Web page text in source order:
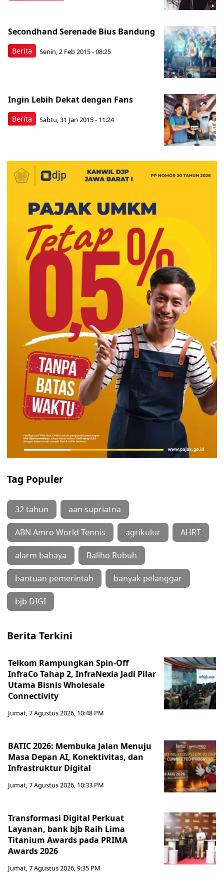
Berita
Secondhand Serenade Bius Bandung
Senin, 2 Feb 2015 - 08:25
Berita
Ingin Lebih Dekat dengan Fans
Sabtu, 31 Jan 2015 - 11:24
Tag Populer
32 tahun aan supriatna
ABN Amro World Tennis agrikulur AHRT
alarm bahaya Baliho Rubuh
bantuan pemerintah banyak pelanggar
bjb DIGI
Berita Terkini
Telkom Rampungkan Spin-Off
InfraCo Tahap 2, InfraNexia Jadi Pilar
Utama Bisnis Wholesale
Connectivity
Jumat, 7 Agustus 2026, 10:48 PM
BATIC 2026: Membuka Jalan Menuju
Masa Depan AI, Konektivitas, dan
Infrastruktur Digital
Jumat, 7 Agustus 2026, 10:33 PM
Transformasi Digital Perkuat
Layanan, bank bjb Raih Lima
Titanium Awards pada PRIMA
Awards 2026
Jumat, 7 Agustus 2026, 9:35 PM